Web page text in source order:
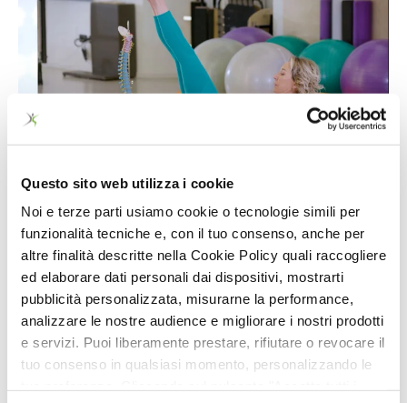
Questo sito web utilizza i cookie
Noi e terze parti usiamo cookie o tecnologie simili per
funzionalità tecniche e, con il tuo consenso, anche per
altre finalità descritte nella Cookie Policy quali raccogliere
ed elaborare dati personali dai dispositivi, mostrarti
pubblicità personalizzata, misurarne la performance,
analizzare le nostre audience e migliorare i nostri prodotti
e servizi. Puoi liberamente prestare, rifiutare o revocare il
tuo consenso in qualsiasi momento, personalizzando le
10:29
38:42